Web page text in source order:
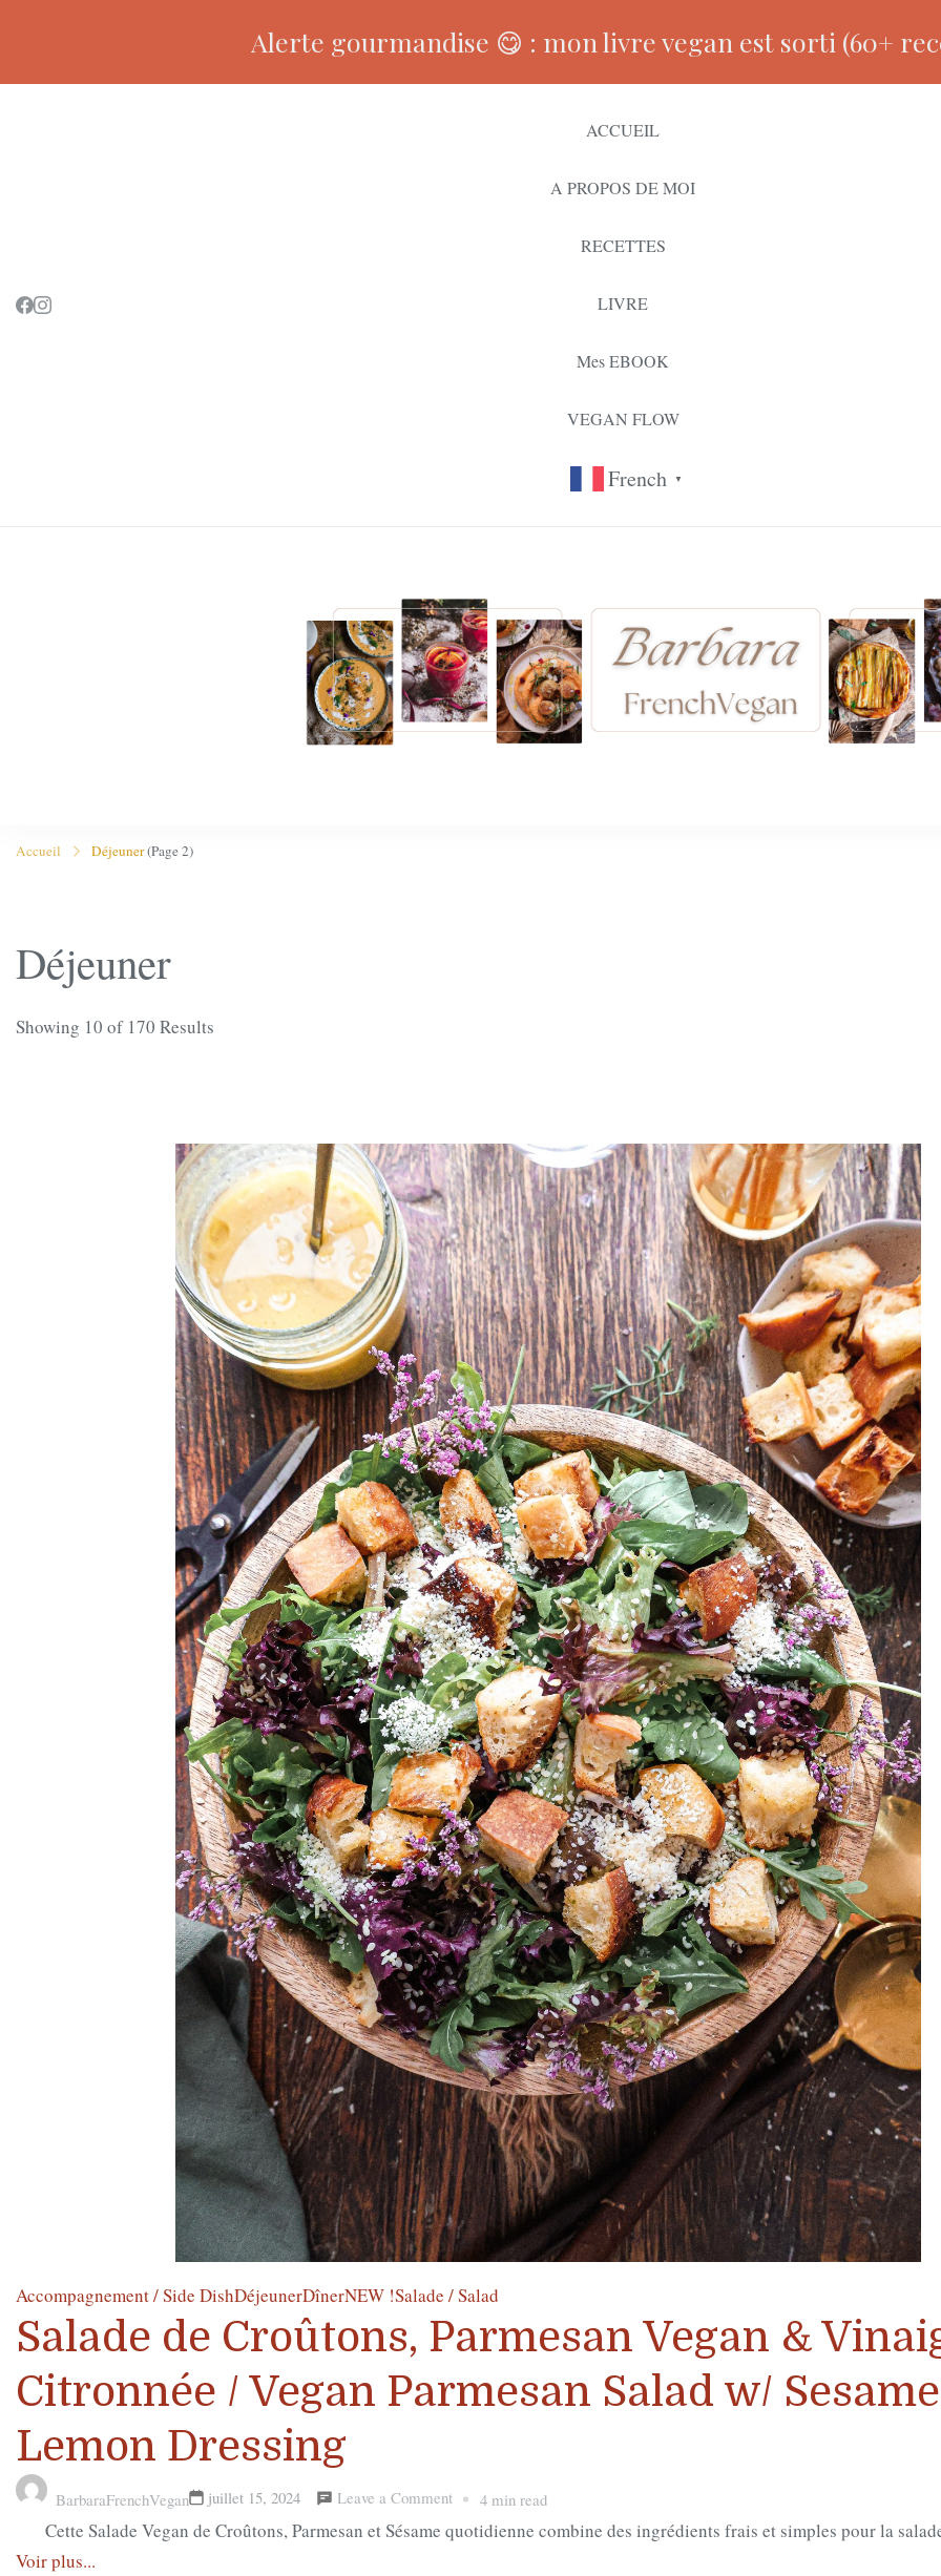
ACCUEIL
A PROPOS DE MOI
RECETTES
LIVRE
Mes EBOOK
VEGAN FLOW
French ▼
Accueil Déjeuner(Page 2)
Déjeuner
Showing 10 of 170 Results
Accompagnement / Side DishDéjeunerDînerNEW !Salade / Salad
Salade de Croûtons, Parmesan Vegan &
Citronnée / Vegan Parmesan Salad w/
Lemon Dressing
BarbaraFrenchVegan juillet 15, 2024 Leave a Commenton
Salade
4 min read
Cette Salade Vegan de Croûtons, Parmesan et Sésame quotidienne combine des ingrédients frais et simples pour la
Voir plus...
Alerte gourmandise 😋 : mon livre vegan est sorti (60+